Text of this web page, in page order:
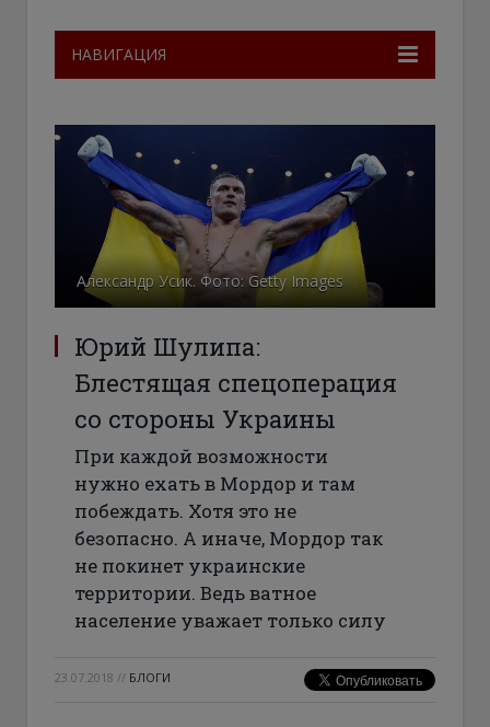
НАВИГАЦИЯ
Александр Усик. Фото: Getty Images
Юрий Шулипа:
Блестящая спецоперация
со стороны Украины
При каждой возможности
нужно ехать в Мордор и там
побеждать. Хотя это не
безопасно. А иначе, Мордор так
не покинет украинские
территории. Ведь ватное
население уважает только силу
23.07.2018 // БЛОГИ